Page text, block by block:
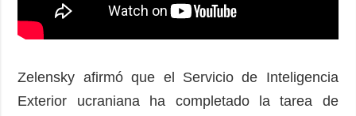
Zelensky afirmó que el Servicio de Inteligencia
Exterior ucraniana ha completado la tarea de